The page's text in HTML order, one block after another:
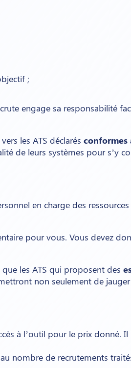
;
engage sa responsabilité
les ATS déclarés conformes
de leurs systèmes pour s’y
en charge des
pour vous. Vous devez
les ATS qui proposent des
non seulement de
à l’outil pour le prix donné.
nombre de recrutements